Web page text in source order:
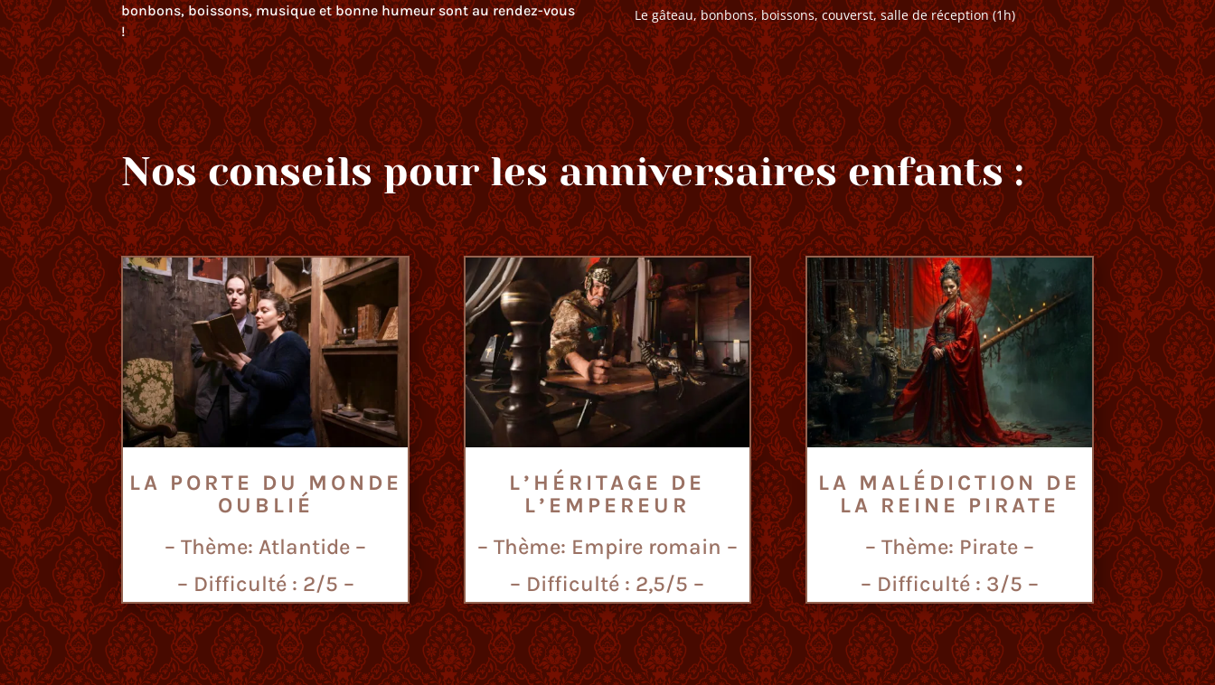
bonbons, boissons, musique et bonne humeur sont au rendez-vous
!
Le gâteau, bonbons, boissons, couverst, salle de réception (1h)
Nos conseils pour les anniversaires enfants :
LA PORTE DU MONDE
OUBLIÉ
– Thème: Atlantide –
– Difficulté : 2/5 –
L’HÉRITAGE DE
L’EMPEREUR
– Thème: Empire romain –
– Difficulté : 2,5/5 –
LA MALÉDICTION DE
LA REINE PIRATE
– Thème: Pirate –
– Difficulté : 3/5 –